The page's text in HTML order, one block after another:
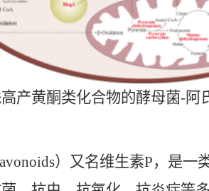
黄酮类化合物的酵母菌-阿
）又名维生素P，是一